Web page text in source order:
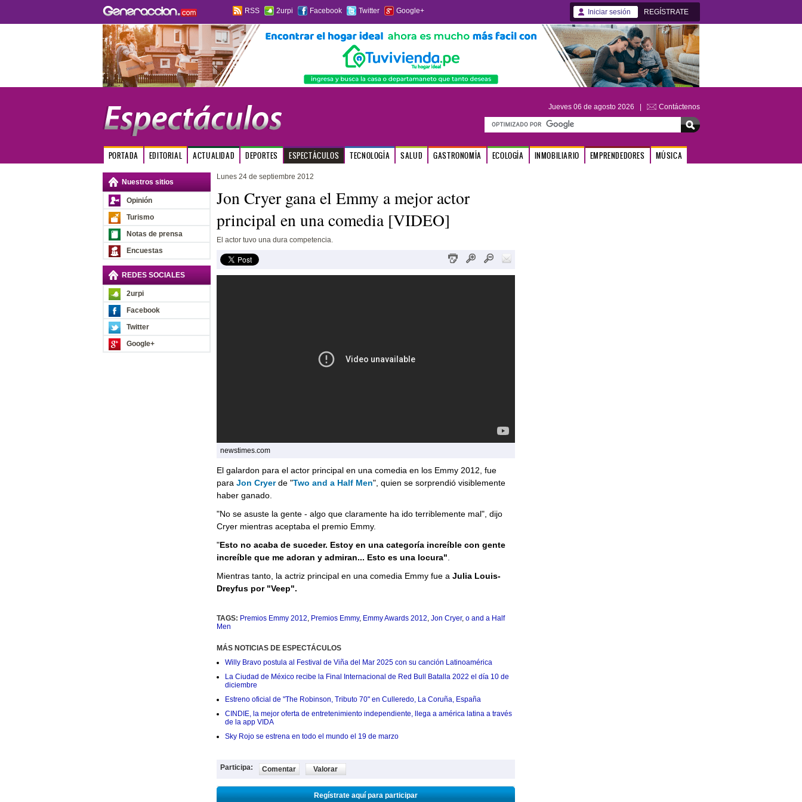
RSS 2urpi Facebook Twitter Google+ Iniciar sesión REGÍSTRATE
Jueves 06 de agosto 2026 | Contáctenos
PORTADA EDITORIAL ACTUALIDAD DEPORTES ESPECTÁCULOS TECNOLOGÍA SALUD GASTRONOMÍA ECOLOGÍA INMOBILIARIO EMPRENDEDORES MÚSICA
Nuestros sitios
Opinión
Turismo
Notas de prensa
Encuestas
REDES SOCIALES
2urpi
Facebook
Twitter
Google+
Lunes 24 de septiembre 2012
Jon Cryer gana el Emmy a mejor actor
principal en una comedia [VIDEO]
El actor tuvo una dura competencia.
newstimes.com
El galardon para el actor principal en una comedia en los Emmy 2012, fue
para Jon Cryerde "Two and a Half Men", quien se sorprendió visiblemente
haber ganado.
"No se asuste la gente - algo que claramente ha ido terriblemente mal", dijo
Cryer mientras aceptaba el premio Emmy.
"Esto no acaba de suceder. Estoy en una categoría increíble con gente
increíble que me adoran y admiran... Esto es una locura"
Mientras tanto, la actriz principal en una comedia Emmy fue a Julia Louis-
Dreyfus por "Veep".
TAGS: Premios Emmy 2012, Premios Emmy, Emmy Awards 2012, Jon Cryer, o and a Half
Men
MÁS NOTICIAS DE ESPECTÁCULOS
Willy Bravo postula al Festival de Viña del Mar 2025 con su canción Latinoamérica
La Ciudad de México recibe la Final Internacional de Red Bull Batalla 2022 el día 10 de
diciembre
Estreno oficial de "The Robinson, Tributo 70" en Culleredo, La Coruña, España
CINDIE, la mejor oferta de entretenimiento independiente, llega a américa latina a través
de la app VIDA
Sky Rojo se estrena en todo el mundo el 19 de marzo
Participa: Comentar Valorar
Regístrate aquí para participar